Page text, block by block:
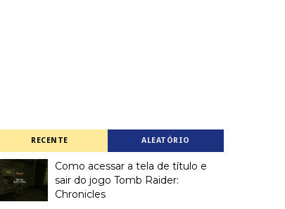
RECENTE ALEATÓRIO
Como acessar a tela de título e
sair do jogo Tomb Raider:
Chronicles